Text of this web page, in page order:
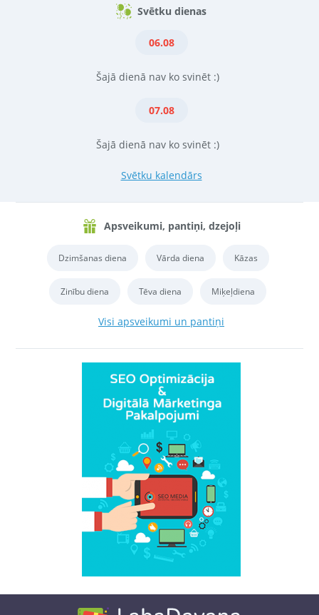
Svētku dienas
06.08
Šajā dienā nav ko svinēt :)
07.08
Šajā dienā nav ko svinēt :)
Svētku kalendārs
Apsveikumi, pantiņi, dzejoļi
Dzimšanas diena Vārda diena Kāzas
Zinību diena Tēva diena Miķeļdiena
Visi apsveikumi un pantiņi